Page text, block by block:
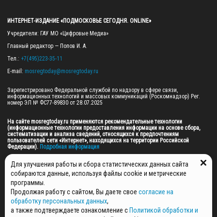
ИНТЕРНЕТ-ИЗДАНИЕ «ПОДМОСКОВЬЕ СЕГОДНЯ. ONLINE»
Учредители: ГАУ МО «Цифровые Медиа»
Главный редактор — Попов И. А.
Тел.: +7(495)223-35-11
E-mail: mosregtoday@mosregtoday.ru
Зарегистрировано Федеральной службой по надзору в сфере связи,
информационных технологий и массовых коммуникаций (Роскомнадзор) Рег.
номер ЭЛ № ФС77-89830 от 28.07.2025
На сайте mosregtoday.ru применяются рекомендательные технологии
(информационные технологии предоставления информации на основе сбора,
систематизации и анализа сведений, относящихся к предпочтениям
пользователей сети «Интернет», находящихся на территории Российской
Федерации). Подробная информация
© 2026 ПРАВА НА ВСЕ МАТЕРИАЛЫ САЙТА ПРИНАДЛЕЖАТ ГАУ МО "ЦИФРОВЫЕ
МЕДИА" (ОГРН: 1255000059467).
ПОЛИТИКА ОБРАБОТКИ И ЗАЩИТЫ ПЕРСОНАЛЬНЫХ ДАННЫХ
НОВОСТИ
Для улучшения работы и сбора статистических данных сайта
собираются данные, используя файлы cookie и метрические
программы.
Продолжая работу с сайтом, Вы даете свое согласие на
обработку персональных данных,
а также подтверждаете ознакомление с Политикой обработки и